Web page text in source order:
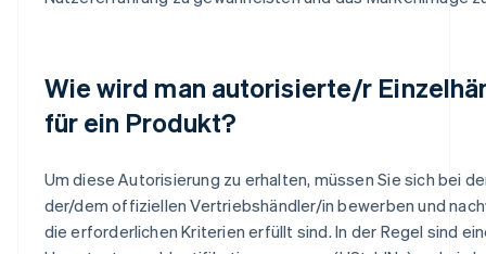
Wie wird man autorisierte/r
für ein Produkt?
Um diese Autorisierung zu erhalten, müssen Sie sich bei
der/dem offiziellen Vertriebshändler/in bewerben und
die erforderlichen Kriterien erfüllt sind. In der Regel sind